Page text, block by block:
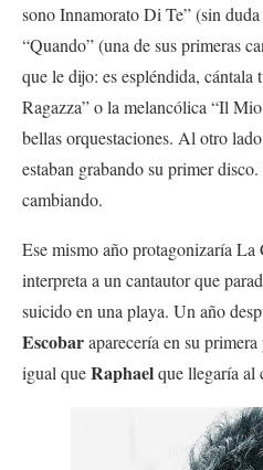
sono Innamorato Di Te” (sin
“Quando” (una de sus primeras
que le dijo: es espléndida, cántala
Ragazza” o la melancólica “Il
bellas orquestaciones. Al otro
estaban grabando su primer
cambiando.
Ese mismo año protagonizaría
interpreta a un cantautor que
suicido en una playa. Un año
Escobaraparecería en su
igual queRaphaelque llegaría al